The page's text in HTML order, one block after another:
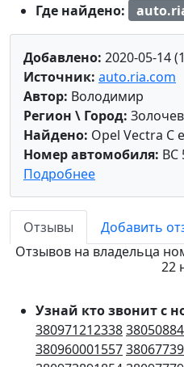
Где найдено:
Добавлено: 2020-05-14
Источник: auto.ria.com
Автор: Володимир
Регион \ Город: Золочев
Найдено: Opel Vectra C
Номер автомобиля: BC
Подробнее
Отзывы
Добавить
Отзывов на владельца
22
Узнай кто звонит с
380971212338
380960001557